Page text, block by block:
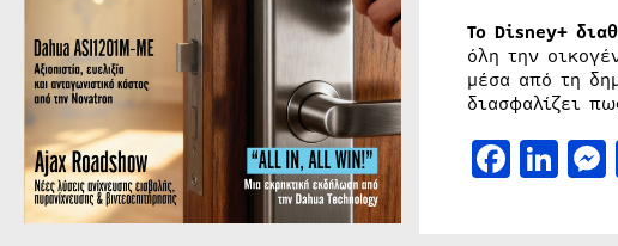
Το Disney+
όλη την
μέσα από τη
διασφαλίζει